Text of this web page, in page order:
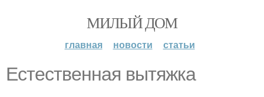
МИЛЫЙ ДОМ
главная новости статьи
Естественная вытяжка